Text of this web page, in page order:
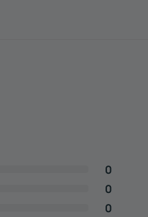
0
0
0